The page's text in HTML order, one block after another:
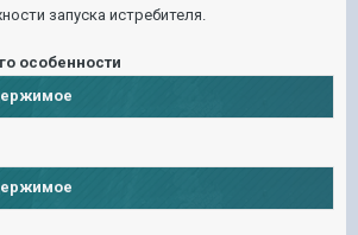
запуска истребителя.
особенности